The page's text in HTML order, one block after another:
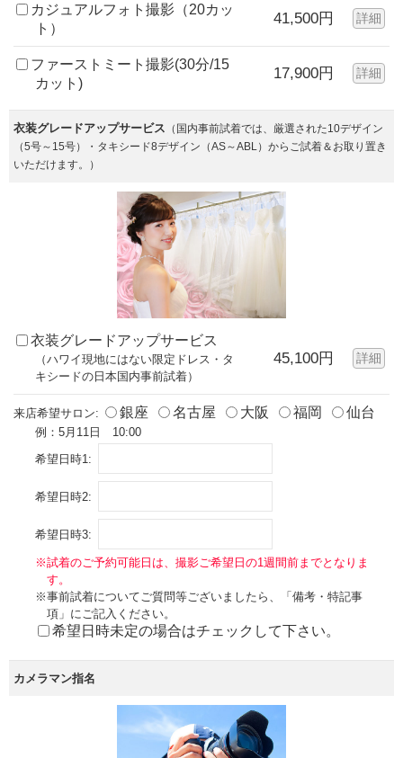
カジュアルフォト撮影（20カッ
ト）
41,500円 詳細
ファーストミート撮影(30分/15
カット)
17,900円 詳細
衣装グレードアップサービス （国内事前試着では、厳選された10デザイン
（5号～15号）・タキシード8デザイン（AS～ABL）からご試着＆お取り置き
いただけます。）
衣装グレードアップサービス
（ハワイ現地にはない限定ドレス・タ
キシードの日本国内事前試着）
45,100円 詳細
来店希望サロン: 銀座 名古屋 大阪 福岡 仙台
例：5月11日 10:00
希望日時1:
希望日時2:
希望日時3:
※試着のご予約可能日は、撮影ご希望日の1週間前までとなりま
す。
※事前試着についてご質問等ございましたら、「備考・特記事
項」にご記入ください。
希望日時未定の場合はチェックして下さい。
カメラマン指名